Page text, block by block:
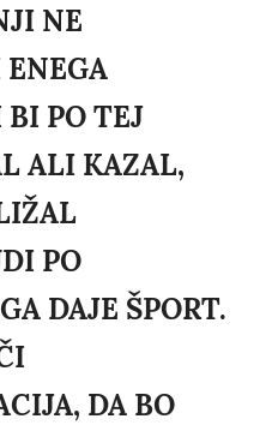
NE
PO TEJ
ALI KAZAL,
PO
DAJE ŠPORT.
DA BO